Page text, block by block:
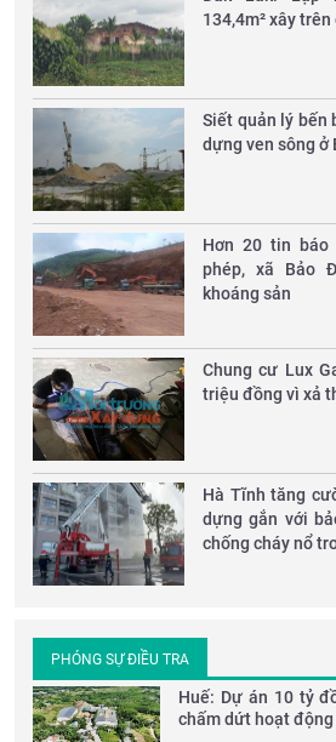
134,4m² xây
Siết quản lý bến
dựng ven sông ở
Hơn 20 tin
phép, xã Bảo
khoáng sản
Chung cư Lux
triệu đồng vì xả
Hà Tĩnh tăng
dựng gắn với
chống cháy nổ
PHÓNG SỰ ĐIỀU TRA
Huế: Dự án 10 tỷ
chấm dứt hoạt động